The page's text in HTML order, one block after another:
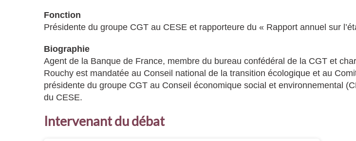
Fonction
Présidente du groupe CGT au CESE et rapporteure du « Rapport annuel sur
Biographie
Agent de la Banque de France, membre du bureau confédéral de la CGT et
Rouchy est mandatée au Conseil national de la transition écologique et au
présidente du groupe CGT au Conseil économique social et environnemental
du CESE.
Intervenant du débat